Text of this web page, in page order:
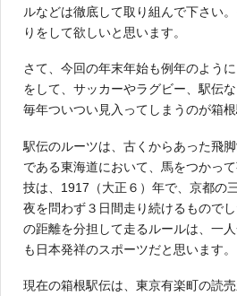
ルなどは徹底して取り組んで下さい
りをして欲しいと思います。
さて、今回の年末年始も例年のよう
をして、サッカーやラグビー、駅伝
毎年ついつい見入ってしまうのが箱根
駅伝のルーツは、古くからあった飛
である東海道において、馬をつかっ
技は、1917（大正６）年で、京都の
夜を問わず３日間走り続けるもので
の距離を分担して走るルールは、一
も日本発祥のスポーツだと思います。
現在の箱根駅伝は、東京有楽町の読